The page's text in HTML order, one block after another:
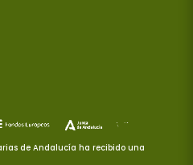
de Andalucía ha recibido una